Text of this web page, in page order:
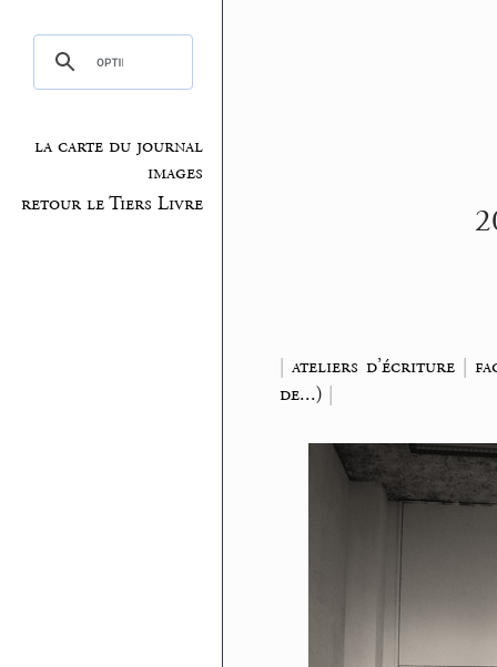
la carte du journal
images
retour le Tiers Livre
|ateliers d’écriture|
de...) |